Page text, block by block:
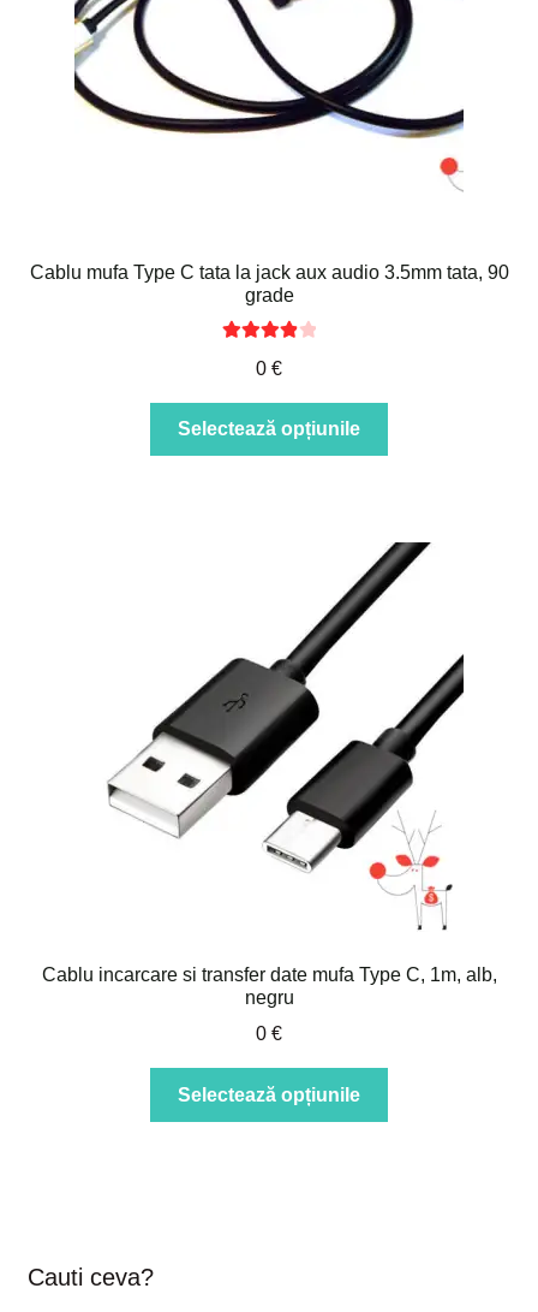
Cablu mufa Type C tata la jack aux audio 3.5mm tata, 90
grade
0 €
Selectează opțiunile
variații.
Opțiunile
alese
în
pagina
produsului.
Cablu incarcare si transfer date mufa Type C, 1m, alb,
negru
0 €
Selectează opțiunile
Cauti ceva?